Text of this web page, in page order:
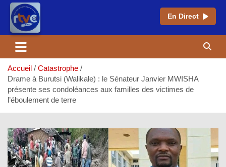
En Direct
contenu
Accueil
Catastrophe
Drame à Burutsi (Walikale) : le Sénateur Janvier MWISHA
présente ses condoléances aux familles des victimes de
l’éboulement de terre